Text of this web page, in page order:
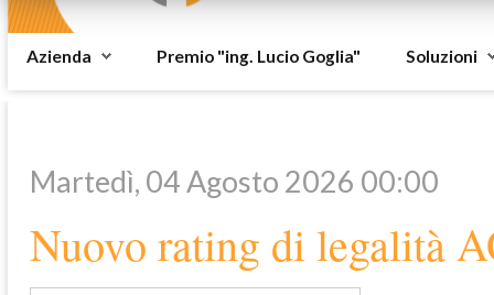
Azienda Premio "ing. Lucio Goglia" Soluzioni
Martedì, 04 Agosto 2026 00:00
Nuovo rating di legalità